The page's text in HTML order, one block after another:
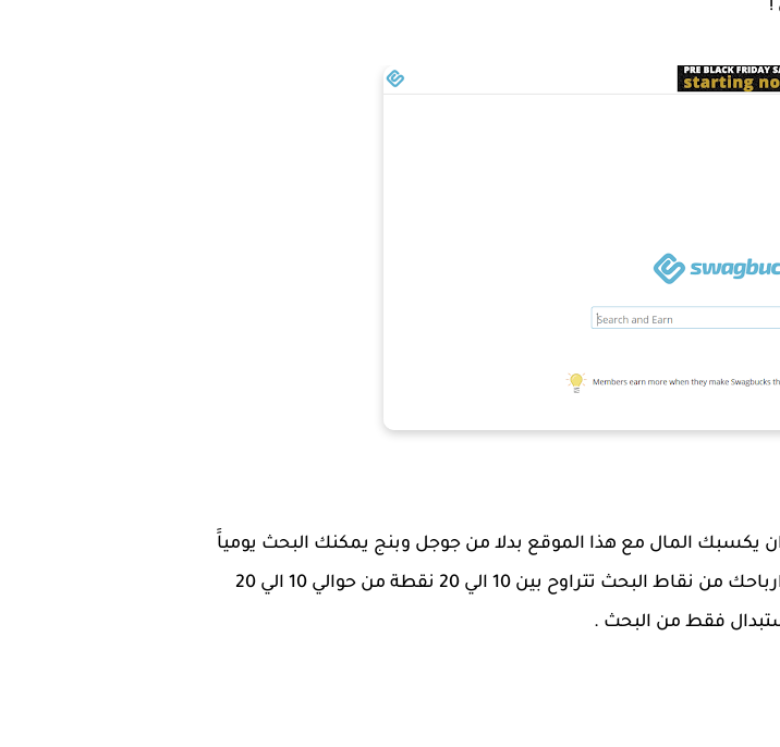
!
يكسبك المال مع هذا الموقع بدلا من جوجل وبنج يمكنك البحث يومياََ
عن طريق محرك بحث الموقع وستبدأ في كسب المال حيث ارباحك من نقاط البحث تتراوح بين 10 الي 20 نقطة من حوالي 10 الي 20
فقط من البحث .